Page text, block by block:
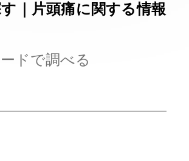
｜片頭痛に関する情報